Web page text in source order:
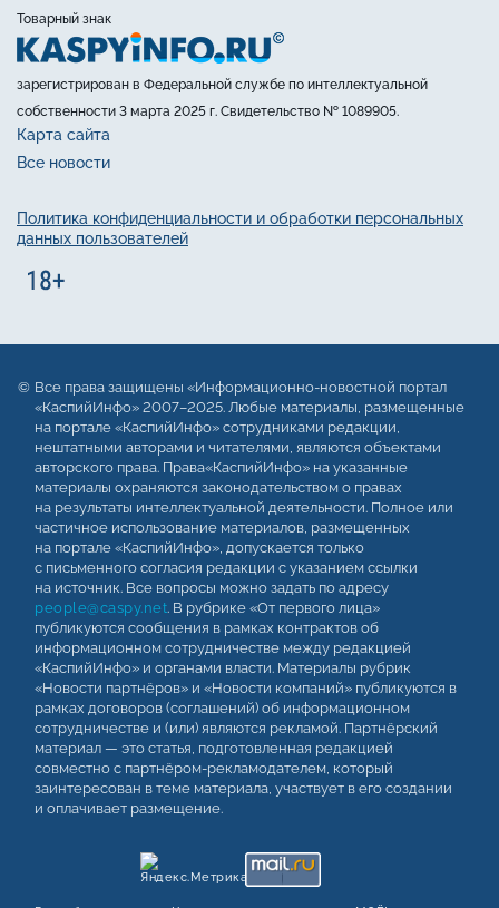
Товарный знак
зарегистрирован в Федеральной службе по интеллектуальной
собственности 3 марта 2025 г. Свидетельство № 1089905.
Карта сайта
Все новости
Политика конфиденциальности и обработки персональных
данных пользователей
Все права защищены «Информационно-новостной портал
«КаспийИнфо» 2007–2025. Любые материалы, размещенные
на портале «КаспийИнфо» сотрудниками редакции,
нештатными авторами и читателями, являются объектами
авторского права. Права«КаспийИнфо» на указанные
материалы охраняются законодательством о правах
на результаты интеллектуальной деятельности. Полное или
частичное использование материалов, размещенных
на портале «КаспийИнфо», допускается только
с письменного согласия редакции с указанием ссылки
на источник. Все вопросы можно задать по адресу
people@caspy.net. В рубрике «От первого лица»
публикуются сообщения в рамках контрактов об
информационном сотрудничестве между редакцией
«КаспийИнфо» и органами власти. Материалы рубрик
«Новости партнёров» и «Новости компаний» публикуются в
рамках договоров (соглашений) об информационном
сотрудничестве и (или) являются рекламой. Партнёрский
материал — это статья, подготовленная редакцией
совместно с партнёром-рекламодателем, который
заинтересован в теме материала, участвует в его создании
и оплачивает размещение.